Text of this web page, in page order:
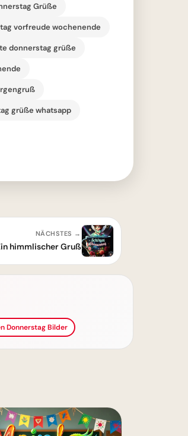
Grüße
vorfreude wochenende
donnerstag grüße
grüße whatsapp
NÄCHSTES →
himmlischer Gruß
Donnerstag Bilder